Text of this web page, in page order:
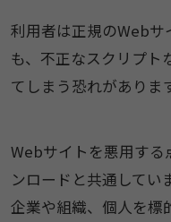
利用者は正規のWebサ
も、不正なスクリプト
てしまう恐れがありま
Webサイトを悪用する
ンロードと共通してい
企業や組織、個人を標